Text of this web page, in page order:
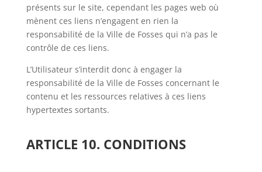
présents sur le site, cependant les pages web où
mènent ces liens n’engagent en rien la
responsabilité de la Ville de Fosses qui n’a pas le
contrôle de ces liens.
L’Utilisateur s’interdit donc à engager la
responsabilité de la Ville de Fosses concernant le
contenu et les ressources relatives à ces liens
hypertextes sortants.
ARTICLE 10. CONDITIONS